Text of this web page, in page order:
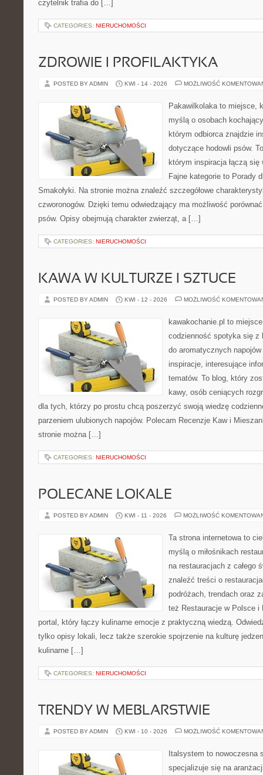
czytelnik trafia do […]
CATEGORIES: NIERUCHOMOŚCI
ZDROWIE I PROFILAKTYKA
POSTED BY ADMIN KWI - 14 - 2026 MOŻLIWOŚĆ
Pakawilkolaka to miejsce,
myślą o osobach
którym odbiorca znajdzie
dotyczące hodowli psów.
którym inspiracja łączą
Fajne kategorie to Porady
Smakołyki. Na stronie można znaleźć szczegółowe
czworonogów. Dzięki temu odwiedzający ma możliwość
psów. Opisy obejmują charakter zwierząt, a […]
CATEGORIES: NIERUCHOMOŚCI
KAWA W KULTURZE I SZTUCE
POSTED BY ADMIN KWI - 12 - 2026 MOŻLIWOŚĆ
kawakochanie.pl to
codzienność spotyka się z
do aromatycznych
inspiracje, interesujące
tematów. To blog, który
kawy, osób ceniących
dla tych, którzy po prostu chcą poszerzyć swoją wiedzę
parzeniem ulubionych napojów. Polecam Recenzje Kaw i
stronie można […]
CATEGORIES: NIERUCHOMOŚCI
POLECANE LOKALE
POSTED BY ADMIN KWI - 11 - 2026 MOŻLIWOŚĆ
Ta strona internetowa to
myślą o miłośnikach
na restauracjach z całego
znaleźć treści o
podróżach, trendach oraz
też Restauracje w Polsce i
portal, który łączy kulinarne emocje z praktyczną wiedzą.
tylko opisy lokali, lecz także szerokie spojrzenie na kulturę
kulinarne […]
CATEGORIES: NIERUCHOMOŚCI
TRENDY W MEBLARSTWIE
POSTED BY ADMIN KWI - 10 - 2026 MOŻLIWOŚĆ
Italsystem to nowoczesna
specjalizuje się na